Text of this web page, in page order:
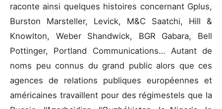
raconte ainsi quelques histoires concernant Gplus,
Burston Marsteller, Levick, M&C Saatchi, Hill &
Knowlton, Weber Shandwick, BGR Gabara, Bell
Pottinger, Portland Communications… Autant de
noms peu connus du grand public alors que ces
agences de relations publiques européennes et
américaines travaillent pour des régimestels que la